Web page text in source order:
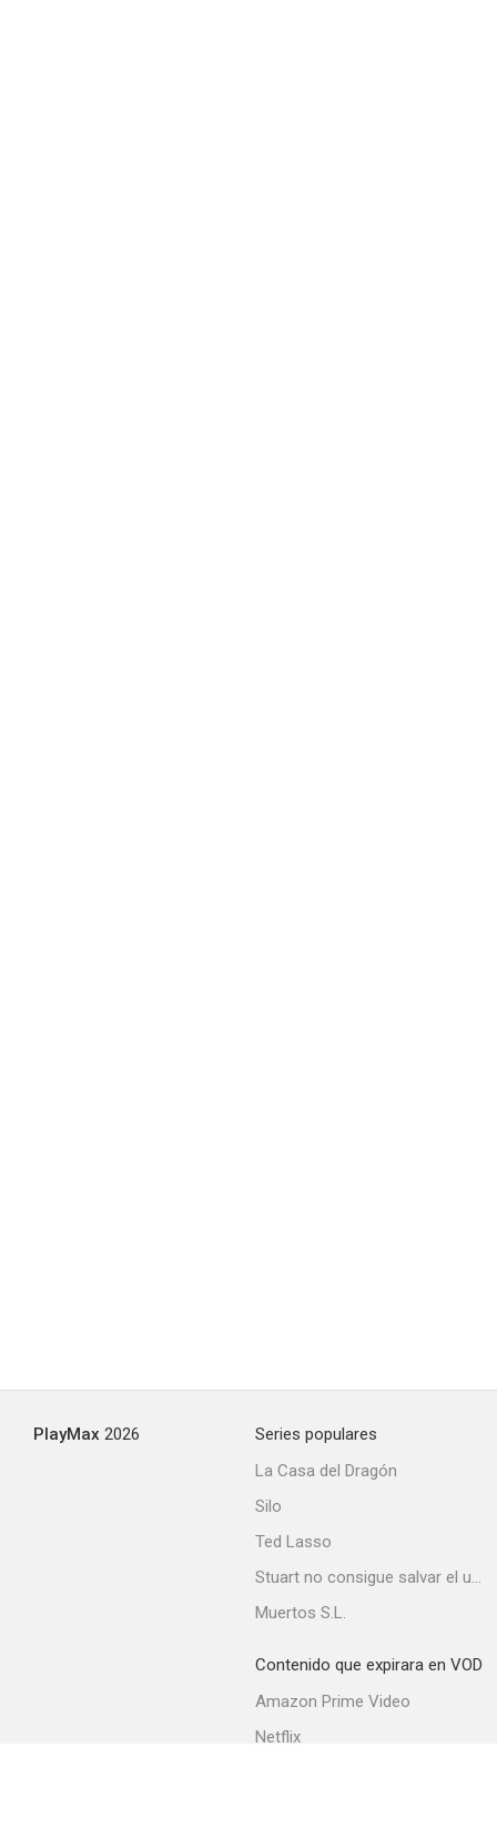
PlayMax 2026
Series populares
La Casa del Dragón
Silo
Ted Lasso
Stuart no consigue salvar el universo
Muertos S.L.
Contenido que expirara en VOD
Amazon Prime Video
Netflix